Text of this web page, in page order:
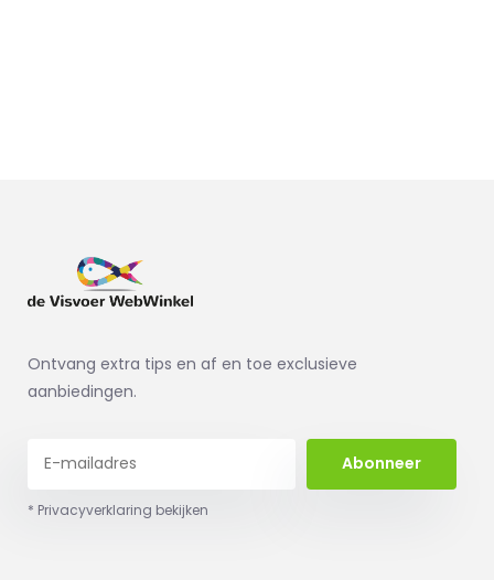
Ontvang extra tips en af en toe exclusieve
aanbiedingen.
Abonneer
* Privacyverklaring bekijken